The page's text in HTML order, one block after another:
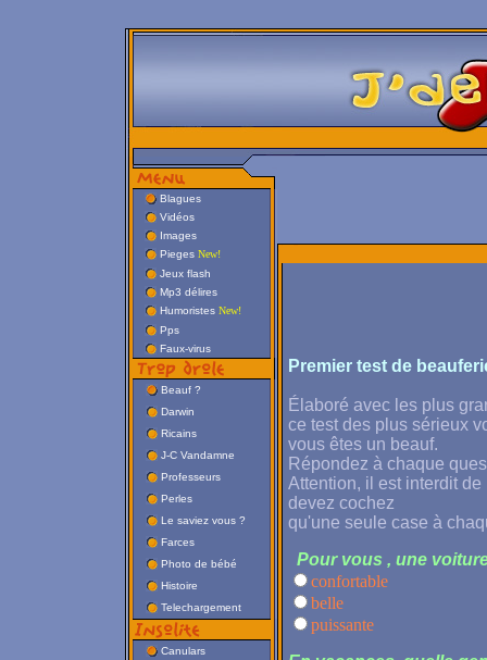
Blagues
Vidéos
Images
Pieges New!
Jeux flash
Mp3 délires
Humoristes New!
Pps
Faux-virus
Beauf ?
Darwin
Ricains
J-C Vandamne
Professeurs
Perles
Le saviez vous ?
Farces
Photo de bébé
Histoire
Telechargement
Canulars
Premier test de
Élaboré avec les plus
ce test des plus sérieux
vous êtes un beauf.
Répondez à chaque
Attention, il est interdit
devez cochez
qu'une seule case à
Pour vous , une
confortable
belle
puissante